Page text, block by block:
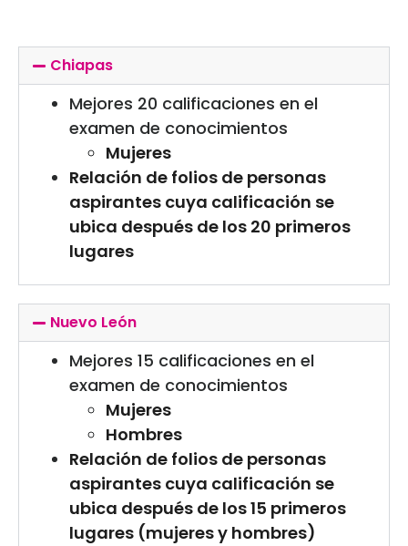
Chiapas
Mejores 20 calificaciones en el
examen de conocimientos
Mujeres
Relación de folios de personas
aspirantes cuya calificación se
ubica después de los 20 primeros
lugares
Nuevo León
Mejores 15 calificaciones en el
examen de conocimientos
Mujeres
Hombres
Relación de folios de personas
aspirantes cuya calificación se
ubica después de los 15 primeros
lugares (mujeres y hombres)